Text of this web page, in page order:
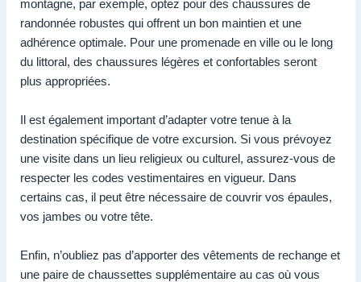
montagne, par exemple, optez pour des chaussures de
randonnée robustes qui offrent un bon maintien et une
adhérence optimale. Pour une promenade en ville ou le long
du littoral, des chaussures légères et confortables seront
plus appropriées.
Il est également important d’adapter votre tenue à la
destination spécifique de votre excursion. Si vous prévoyez
une visite dans un lieu religieux ou culturel, assurez-vous de
respecter les codes vestimentaires en vigueur. Dans
certains cas, il peut être nécessaire de couvrir vos épaules,
vos jambes ou votre tête.
Enfin, n’oubliez pas d’apporter des vêtements de rechange et
une paire de chaussettes supplémentaire au cas où vous